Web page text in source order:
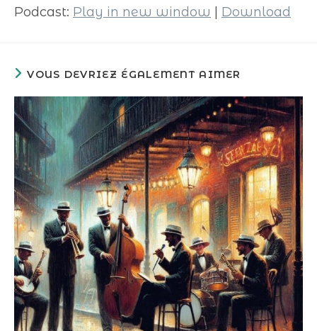
Podcast: Play in new window Download
VOUS DEVRIEZ ÉGALEMENT AIMER